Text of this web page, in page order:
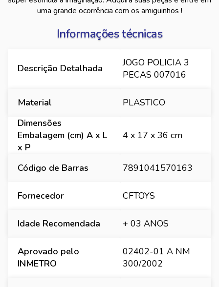
uma grande ocorrência com os amiguinhos !
Informações técnicas
Descrição Detalhada
JOGO POLICIA 3
PECAS 007016
Material
PLASTICO
Dimensões
Embalagem (cm) A x L
x P
4 x 17 x 36 cm
Código de Barras 7891041570163
Fornecedor CFTOYS
Idade Recomendada + 03 ANOS
Aprovado pelo
INMETRO
02402-01 A NM
300/2002